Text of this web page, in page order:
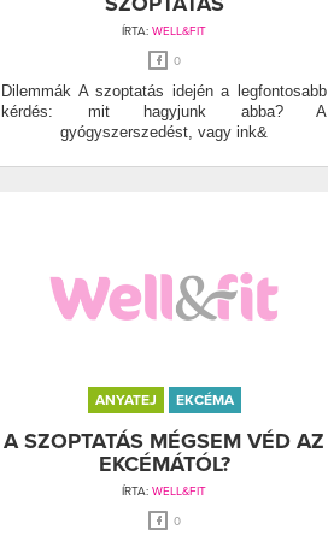
ÍRTA: WELL&FIT
0
Dilemmák A szoptatás idején a legfontosabb
kérdés: mit hagyjunk abba? A
gyógyszerszedést, vagy ink&
ANYATEJ EKCÉMA
A SZOPTATÁS MÉGSEM VÉD AZ
EKCÉMÁTÓL?
ÍRTA: WELL&FIT
0